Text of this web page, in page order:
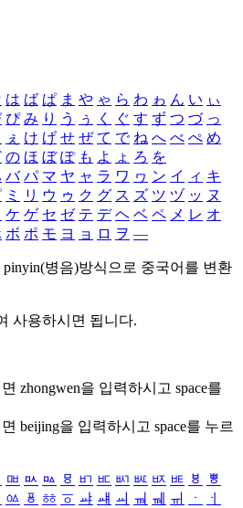
は ば ぱ ま や ゃ ら わ ゎ ん い ぃ
ぴ み り う ぅ く ぐ す ず つ づ っ
ぇ け げ せ ぜ て で ね へ べ ぺ め
の ほ ぼ ぽ も よ ょ ろ を
バ パ マ ヤ ャ ラ ワ ヮ ン イ ィ キ
ミ リ ウ ゥ ク グ ス ズ ツ ヅ ッ ヌ
ケ ゲ セ ゼ テ デ ヘ ベ ペ メ レ オ
ボ ポ モ ヨ ョ ロ ヲ ―
pinyin(병음)방식으로 중국어를 변환
사용하시면 됩니다.
zhongwen을 입력하시고 space를
beijing을 입력하시고 space를 누르
ㅮ ㅯ ㅰ ㅱ ㅲ ㅳ ㅴ ㅵ ㅶ ㅷ ㅸ
ㅹ
ㆃ ㆄ ㆅ ㆆ ㆇ ㆈ ㆉ ㆊ ㆋ ㆌ ㆍ
ㆎ